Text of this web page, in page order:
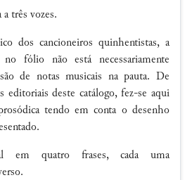
a três vozes.
dos cancioneiros quinhentistas, a
no fólio não está necessariamente
de notas musicais na pauta. De
editoriais deste catálogo, fez-se aqui
tendo em conta o desenho
em quatro frases, cada uma